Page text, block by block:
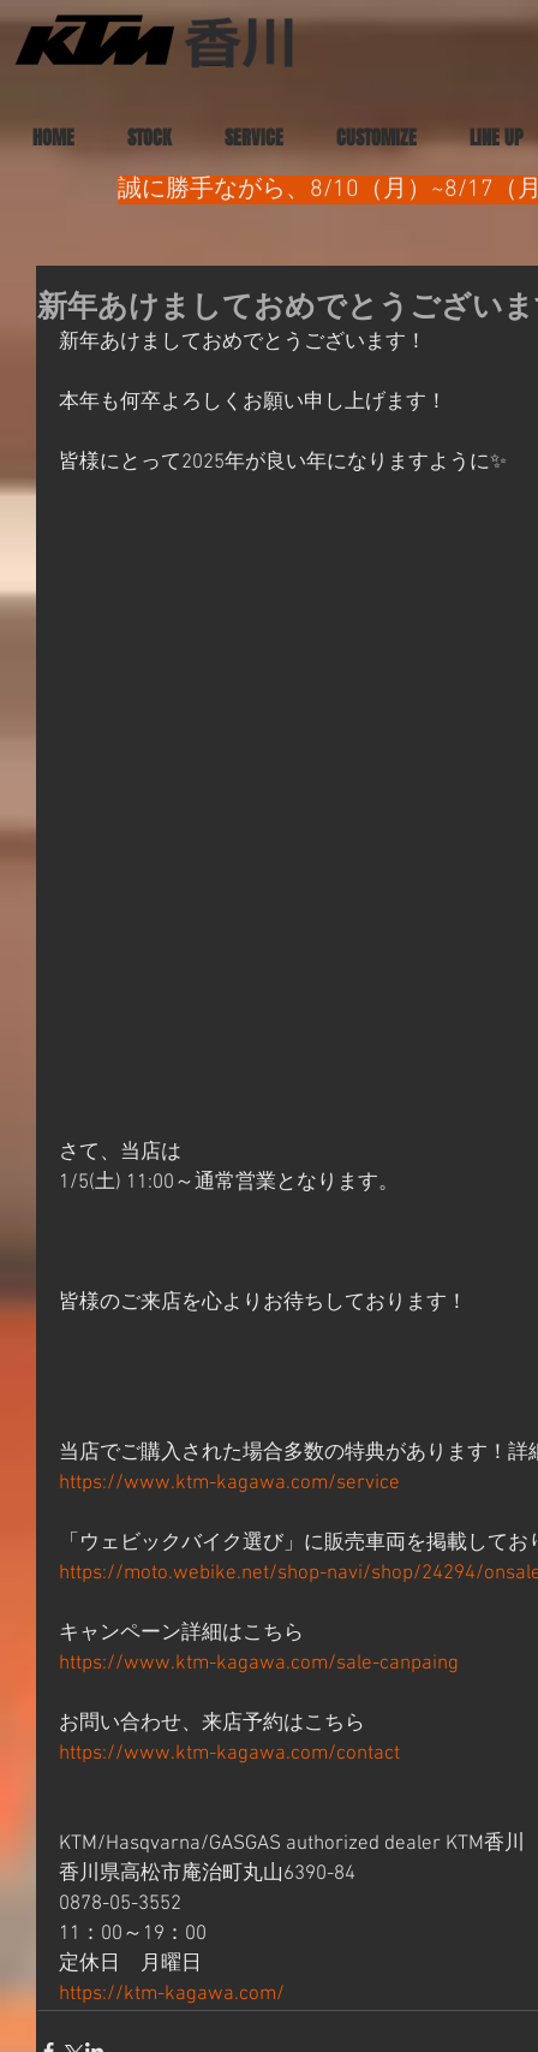
HOME STOCK SERVICE CUSTOMIZE LINE UP
誠に勝手ながら、8/10（月）~8/17（
新年あけましておめでとうござい
新年あけましておめでとうございます！
本年も何卒よろしくお願い申し上げます！
皆様にとって2025年が良い年になりますように✨
さて、当店は
1/5(土) 11:00～通常営業となります。
皆様のご来店を心よりお待ちしております！
当店でご購入された場合多数の特典があります！詳
https://www.ktm-kagawa.com/service
「ウェビックバイク選び」に販売車両を掲載してお
https://moto.webike.net/shop-navi/shop/24294/
キャンペーン詳細はこちら
https://www.ktm-kagawa.com/sale-canpaing
お問い合わせ、来店予約はこちら
https://www.ktm-kagawa.com/contact
KTM/Hasqvarna/GASGAS authorized dealer KTM香川
香川県高松市庵治町丸山6390-84
0878-05-3552
11：00～19：00
定休日　月曜日
https://ktm-kagawa.com/